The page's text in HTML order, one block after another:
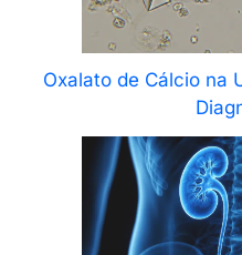
Oxalato de Cálcio na